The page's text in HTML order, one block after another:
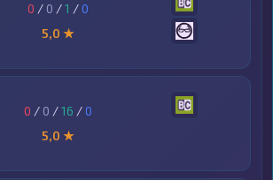
0 / 0 /1 /0
5,0 ★
0 / 0 /16 /0
5,0 ★